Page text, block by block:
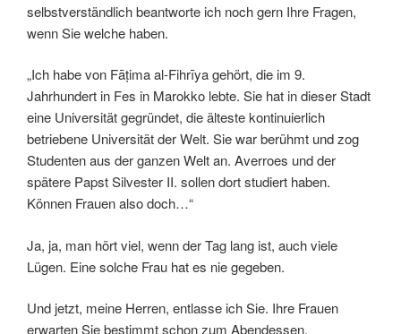
selbstverständlich beantworte ich noch gern Ihre Fragen,
wenn Sie welche haben.
„Ich habe von Fāṭima al-Fihrīya gehört, die im 9.
Jahrhundert in Fes in Marokko lebte. Sie hat in dieser Stadt
eine Universität gegründet, die älteste kontinuierlich
betriebene Universität der Welt. Sie war berühmt und zog
Studenten aus der ganzen Welt an. Averroes und der
spätere Papst Silvester II. sollen dort studiert haben.
Können Frauen also doch…“
Ja, ja, man hört viel, wenn der Tag lang ist, auch viele
Lügen. Eine solche Frau hat es nie gegeben.
Und jetzt, meine Herren, entlasse ich Sie. Ihre Frauen
erwarten Sie bestimmt schon zum Abendessen.